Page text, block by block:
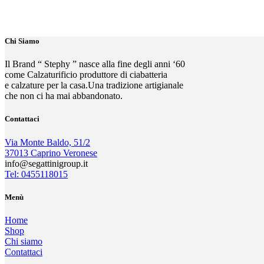
Chi Siamo
Il Brand “ Stephy ” nasce alla fine degli anni ‘60
come Calzaturificio produttore di ciabatteria
e calzature per la casa.Una tradizione artigianale
che non ci ha mai abbandonato.
Contattaci
Via Monte Baldo, 51/2
37013 Caprino Veronese
info@segattinigroup.it
Tel: 0455118015
Menù
Home
Shop
Chi siamo
Contattaci